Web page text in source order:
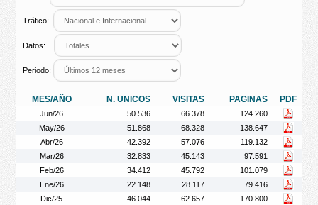
Tráfico:
Datos:
Periodo:
MES/AÑO N. UNICOS VISITAS PAGINAS PDF
Jun/26 50.536 66.378
124.260
May/26
51.868 68.328
138.647
Abr/26
42.392 57.076
119.132
Mar/26
32.833 45.143
97.591
Feb/26
34.412 45.792
101.079
Ene/26
22.148 28.117
79.416
Dic/25
46.044 62.657
170.800